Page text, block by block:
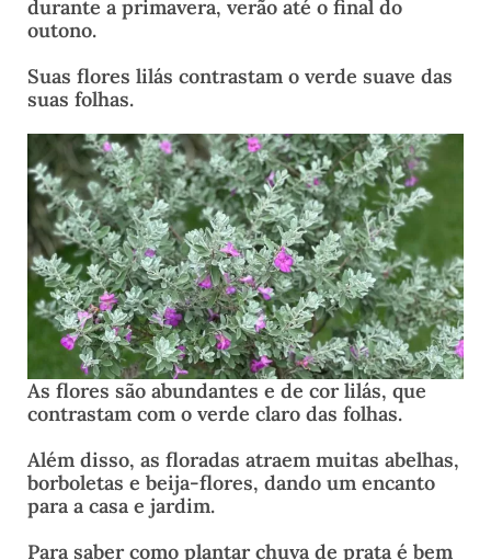
durante a primavera, verão até o final do
outono.
Suas flores lilás contrastam o verde suave das
suas folhas.
As flores são abundantes e de cor lilás, que
contrastam com o verde claro das folhas.
Além disso, as floradas atraem muitas abelhas,
borboletas e beija-flores, dando um encanto
para a casa e jardim.
Para saber como plantar chuva de prata é bem